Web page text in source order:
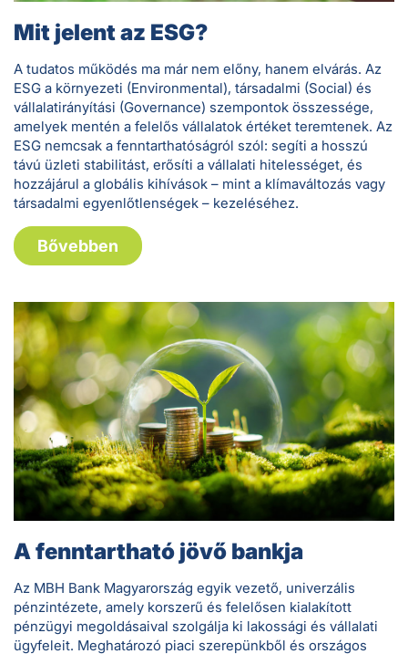
annak státuszát.
Belépés Regisztráció
Mit jelent az ESG?
A tudatos működés ma már nem előny, hanem elvárás. Az
ESG a környezeti (Environmental), társadalmi (Social) és
vállalatirányítási (Governance) szempontok összessége,
amelyek mentén a felelős vállalatok értéket teremtenek. Az
ESG nemcsak a fenntarthatóságról szól: segíti a hosszú
távú üzleti stabilitást, erősíti a vállalati hitelességet, és
társadalmi egyenlőtlenségek – kezeléséhez.
Bővebben